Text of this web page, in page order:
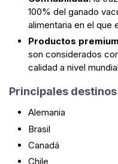
100% del ganado
alimentaria en el que
Productos premium
son considerados
calidad a nivel
Principales
Alemania
Brasil
Canadá
Chile